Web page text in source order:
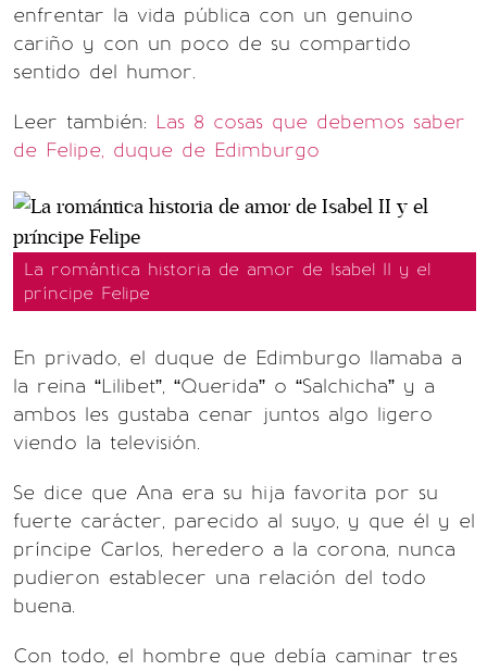
enfrentar la vida pública con un genuino
cariño y con un poco de su compartido
sentido del humor.
Leer también: Las 8 cosas que debemos saber
de Felipe, duque de Edimburgo
La romántica historia de amor de Isabel II y el
príncipe Felipe
En privado, el duque de Edimburgo llamaba a
la reina “Lilibet”, “Querida” o “Salchicha” y a
ambos les gustaba cenar juntos algo ligero
viendo la televisión.
Se dice que Ana era su hija favorita por su
fuerte carácter, parecido al suyo, y que él y el
príncipe Carlos, heredero a la corona, nunca
pudieron establecer una relación del todo
buena.
Con todo, el hombre que debía caminar tres